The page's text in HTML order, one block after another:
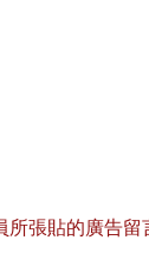
張貼的廣告